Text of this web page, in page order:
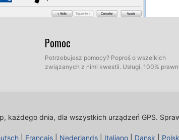
danych. Teraz możesz wybrać między trybem
Pomoc
Potrzebujesz pomocy? Poproś o wszelkich
związanych z nimi kwestii. Usługi, 100%
każdego dnia, dla wszystkich urządzeń GPS.
Français Nederlands Italiano Dansk